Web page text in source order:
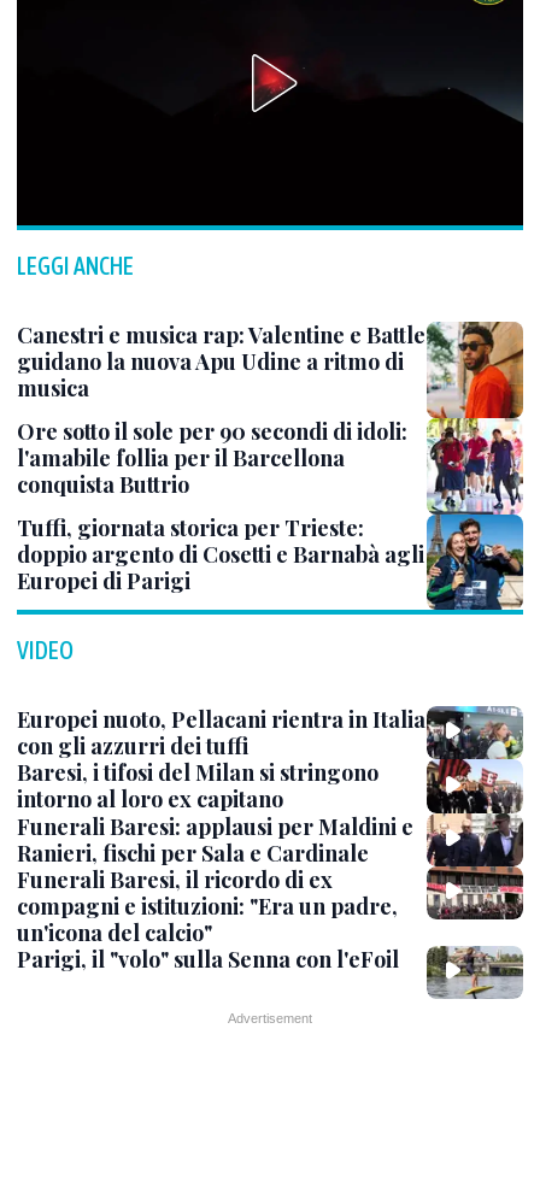
LEGGI ANCHE
Canestri e musica rap: Valentine e Battle
guidano la nuova Apu Udine a ritmo di
musica
Ore sotto il sole per 90 secondi di idoli:
l'amabile follia per il Barcellona
conquista Buttrio
Tuffi, giornata storica per Trieste:
doppio argento di Cosetti e Barnabà agli
Europei di Parigi
VIDEO
Europei nuoto, Pellacani rientra in Italia
con gli azzurri dei tuffi
Baresi, i tifosi del Milan si stringono
intorno al loro ex capitano
Funerali Baresi: applausi per Maldini e
Ranieri, fischi per Sala e Cardinale
Funerali Baresi, il ricordo di ex
compagni e istituzioni: "Era un padre,
un'icona del calcio"
Parigi, il "volo" sulla Senna con l'eFoil